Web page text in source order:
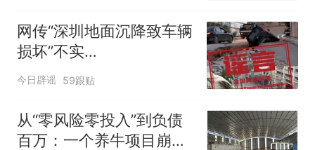
网传“深圳地面沉降致车辆
损坏”不实
（2026·08·06）
今日辟谣 59跟贴
从“零风险零投入”到负债
百万：一个养牛项目崩盘